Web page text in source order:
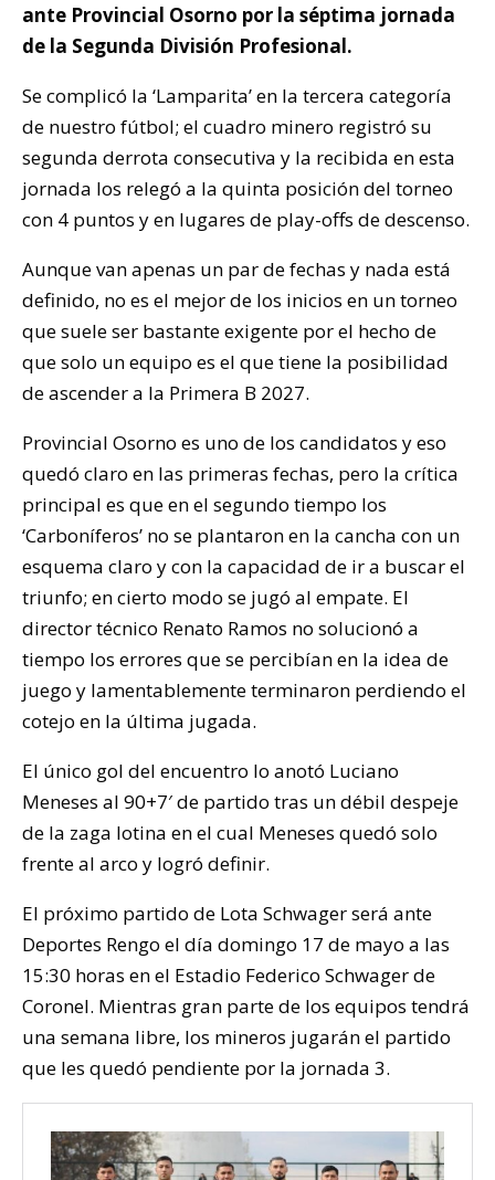
ante Provincial Osorno por la séptima jornada
de la Segunda División Profesional.
Se complicó la ‘Lamparita’ en la tercera categoría
de nuestro fútbol; el cuadro minero registró su
segunda derrota consecutiva y la recibida en esta
jornada los relegó a la quinta posición del torneo
con 4 puntos y en lugares de play-offs de descenso.
Aunque van apenas un par de fechas y nada está
definido, no es el mejor de los inicios en un torneo
que suele ser bastante exigente por el hecho de
que solo un equipo es el que tiene la posibilidad
de ascender a la Primera B 2027.
Provincial Osorno es uno de los candidatos y eso
quedó claro en las primeras fechas, pero la crítica
principal es que en el segundo tiempo los
‘Carboníferos’ no se plantaron en la cancha con un
esquema claro y con la capacidad de ir a buscar el
triunfo; en cierto modo se jugó al empate. El
director técnico Renato Ramos no solucionó a
tiempo los errores que se percibían en la idea de
juego y lamentablemente terminaron perdiendo el
cotejo en la última jugada.
El único gol del encuentro lo anotó Luciano
Meneses al 90+7′ de partido tras un débil despeje
de la zaga lotina en el cual Meneses quedó solo
frente al arco y logró definir.
El próximo partido de Lota Schwager será ante
Deportes Rengo el día domingo 17 de mayo a las
15:30 horas en el Estadio Federico Schwager de
Coronel. Mientras gran parte de los equipos tendrá
una semana libre, los mineros jugarán el partido
que les quedó pendiente por la jornada 3.